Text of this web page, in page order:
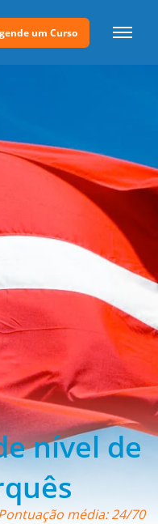
um Curso
nível de
média: 24/70